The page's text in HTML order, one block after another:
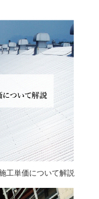
工単価について解説